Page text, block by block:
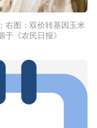
右图：双价转基因玉米
于《农民日报》